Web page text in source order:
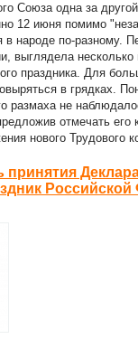
Союза одна за
12 июня помимо
в народе по-разному.
выглядела
праздника. Для
в грядках.
размаха не
отмечать
нового Трудового
принятия